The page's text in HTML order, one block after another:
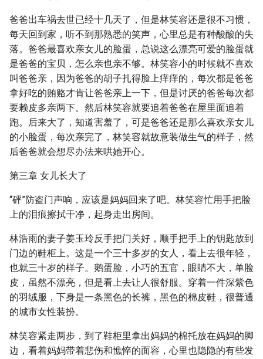
爸爸出车祸去世已经十几天了，但是林笑容还是很不习惯，
每天回到家，听不到那熟悉的笑声，心里总是有种酸酸的失
落。爸爸最喜欢亲女儿的脸蛋，总说这么漂亮可爱的脸蛋就
是爸爸的宝贝，怎么亲也亲不够。林笑容小的时候就不喜欢
叫爸爸亲，因为爸爸的胡子扎得脸上痒痒的，每次都是爸爸
拿好吃的贿赂才肯让爸爸亲上一下，但是讨厌的爸爸每次都
要赖皮多亲两下。然后林笑容就要追着爸爸在屋里面追着
跑。后来大了，知道害羞了，可是爸爸还是那么喜欢亲女儿
的小脸蛋，每次亲完了，林笑容就故意装做生气的样子，然
后爸爸就会想尽办法来哄她开心。
第三章 女儿长大了
“砰”防盗门声响，应该是妈妈回来了吧。林笑容忙用手把脸
上的泪痕擦拭干净，起身走出房间。
林浩雨的妻子姜玉玲反手把门关好，顺手把手上的钥匙放到
门边的鞋柜上。这是一个三十多岁的女人，看上去很年轻，
也就三十岁的样子。鹅蛋脸，小巧的五官，眼睛不大，单脸
皮，虽然不漂亮，但是看上去让人很舒服。穿着一件深紫色
的羽绒服，下身是一条黑色的长裤，黑色的棉皮鞋，很普通
的城市女性装扮。
林笑容紧走两步，到了鞋柜里拿出妈妈的棉托放在妈妈的脚
边，看着妈妈带着悲伤和憔悴的面容，心里也隐隐的有些发